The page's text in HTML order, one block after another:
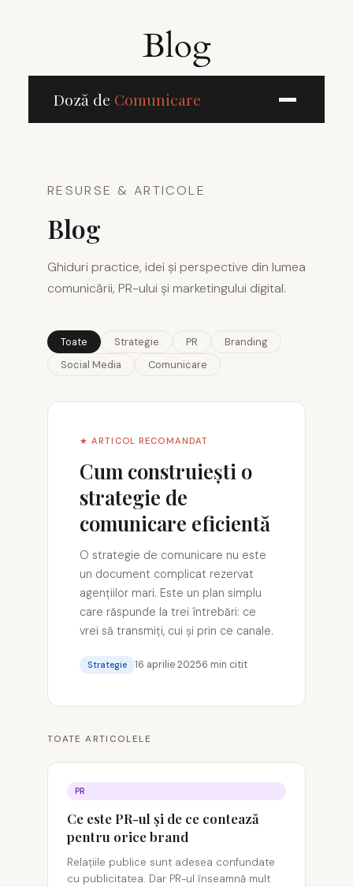
Blog
Doză de Comunicare
RESURSE & ARTICOLE
Blog
Ghiduri practice, idei și perspective din lumea
comunicării, PR-ului și marketingului digital.
Toate Strategie PR
Branding
Social Media
Comunicare
★ ARTICOL RECOMANDAT
Cum construiești o
strategie de
comunicare eficientă
O strategie de comunicare nu este
un document complicat rezervat
agențiilor mari. Este un plan simplu
care răspunde la trei întrebări: ce
vrei să transmiți, cui și prin ce canale.
Strategie 16 aprilie 20256 min citit
TOATE ARTICOLELE
PR
Ce este PR-ul și de ce contează
pentru orice brand
Relațiile publice sunt adesea confundate
cu publicitatea. Dar PR-ul înseamnă mult